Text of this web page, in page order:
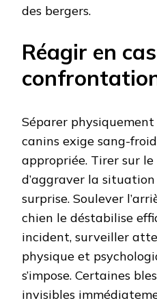
des bergers.
Réagir en
Séparer
canins exige sang-
appropriée. Tirer sur
d’aggraver la
surprise. Soulever
chien le déstabilise
incident, surveiller
physique et
s’impose. Certaines
invisibles